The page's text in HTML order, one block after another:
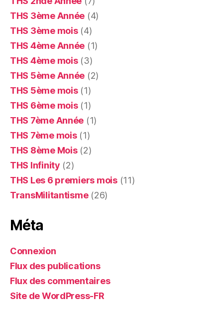
THS 3ème Année (4)
THS 3ème mois(4)
THS 4ème Année (1)
THS 4ème mois(3)
THS 5ème Année (2)
THS 5ème mois(1)
THS 6ème mois(1)
THS 7ème Année (1)
THS 7ème mois(1)
THS 8ème Mois(2)
THS Infinity (2)
THS Les 6 premiers mois(11)
TransMilitantisme(26)
Méta
Connexion
Flux des publications
Flux des commentaires
Site de WordPress-FR